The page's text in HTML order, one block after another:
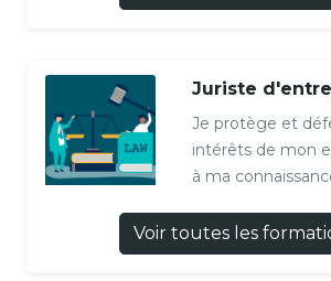
Juriste
Je protège et
intérêts de mon
à ma
Voir toutes les